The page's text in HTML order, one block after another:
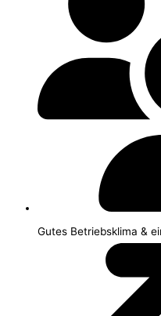
Gutes Betriebsklima &